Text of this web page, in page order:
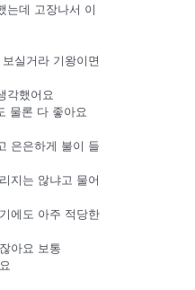
는데 고장나서 이
실거라 기왕이면
각했어요
물론 다 좋아요
은은하게 불이 들
지는 않냐고 물어
에도 아주 적당한
아요 보통